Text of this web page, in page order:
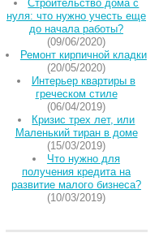
Строительство дома с
нуля: что нужно учесть еще
до начала работы?
(09/06/2020)
Ремонт кирпичной кладки
(20/05/2020)
Интерьер квартиры в
греческом стиле
(06/04/2019)
Кризис трех лет, или
Маленький тиран в доме
(15/03/2019)
Что нужно для
получения кредита на
развитие малого бизнеса?
(10/03/2019)